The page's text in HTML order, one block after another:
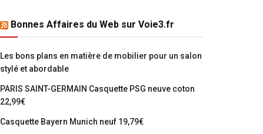
Bonnes Affaires du Web sur Voie3.fr
Les bons plans en matière de mobilier pour un salon
stylé et abordable
PARIS SAINT-GERMAIN Casquette PSG neuve coton
22,99€
Casquette Bayern Munich neuf 19,79€